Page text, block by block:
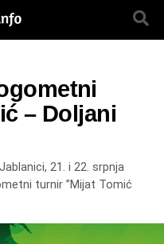
– Doljani
21. i 22. srpnja
turnir ”Mijat Tomić